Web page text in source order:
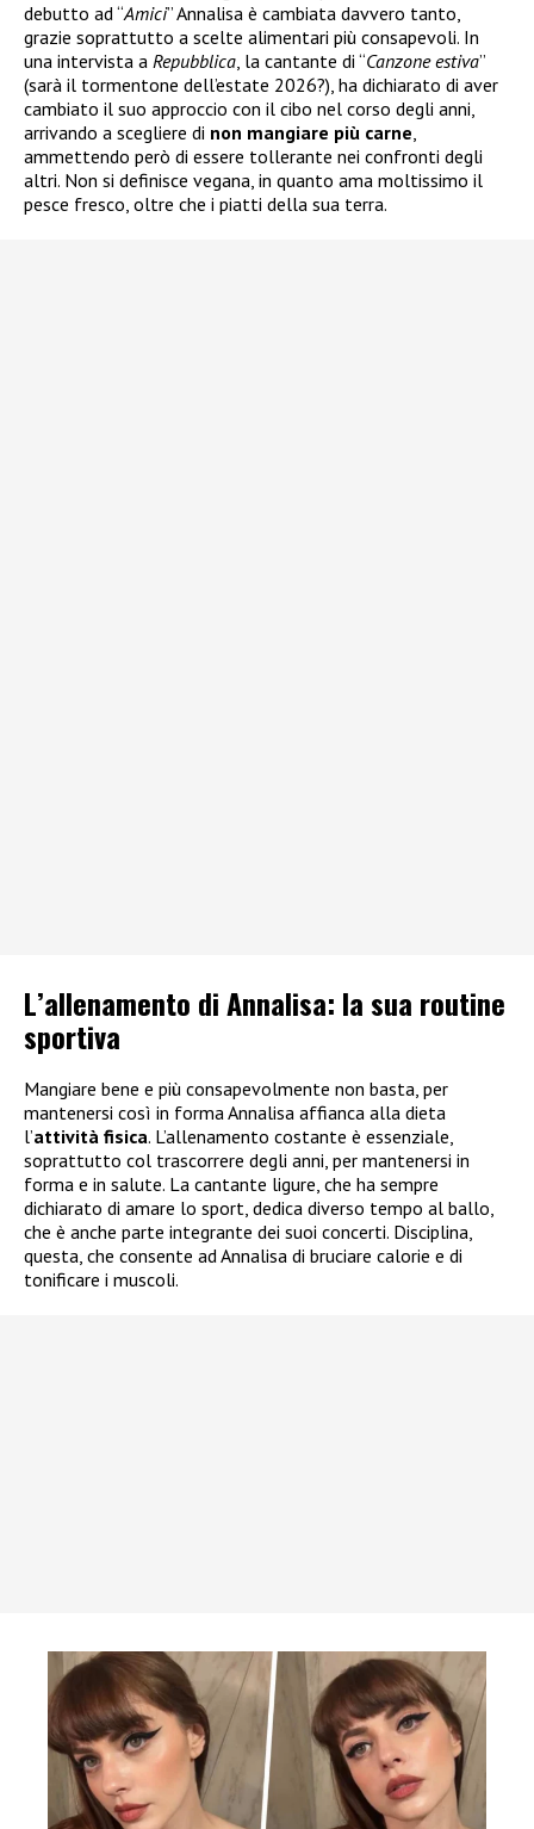
debutto ad “Amici” Annalisa è cambiata davvero tanto,
grazie soprattutto a scelte alimentari più consapevoli. In
una intervista a Repubblica , la cantante di “Canzone estiva”
(sarà il tormentone dell’estate 2026?), ha dichiarato di aver
cambiato il suo approccio con il cibo nel corso degli anni,
arrivando a scegliere di non mangiare più carne
ammettendo però di essere tollerante nei confronti degli
altri. Non si definisce vegana, in quanto ama moltissimo il
pesce fresco, oltre che i piatti della sua terra.
L’allenamento di Annalisa: la sua routine
sportiva
Mangiare bene e più consapevolmente non basta, per
mantenersi così in forma Annalisa affianca alla dieta
l’attività fisica. L’allenamento costante è essenziale,
soprattutto col trascorrere degli anni, per mantenersi in
forma e in salute. La cantante ligure, che ha sempre
dichiarato di amare lo sport, dedica diverso tempo al ballo,
che è anche parte integrante dei suoi concerti. Disciplina,
questa, che consente ad Annalisa di bruciare calorie e di
tonificare i muscoli.